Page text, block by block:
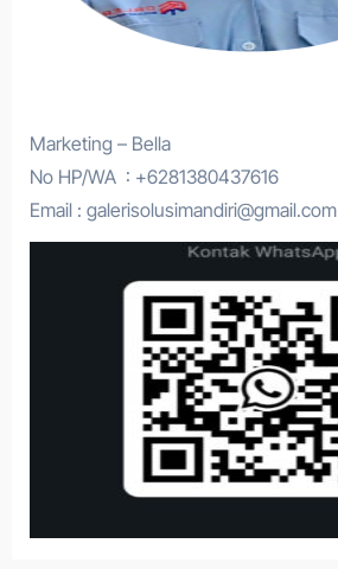
Marketing – Bella
No HP/WA : +6281380437616
Email : galerisolusimandiri@gmail.com